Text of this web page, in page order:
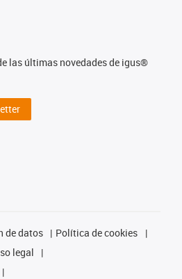
las últimas novedades de igus®
de datos
Política de cookies
legal